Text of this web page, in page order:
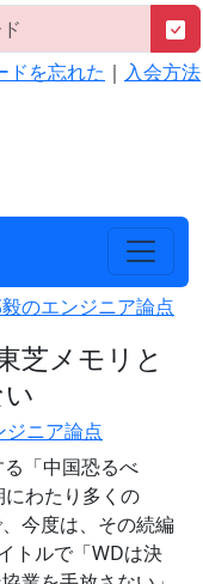
ドを忘れた ｜ 入会方法
のエンジニア論点
芝メモリと
ジニア論点
「中国恐るべ
わたり多くの
今度は、その続編
トルで「WDは決